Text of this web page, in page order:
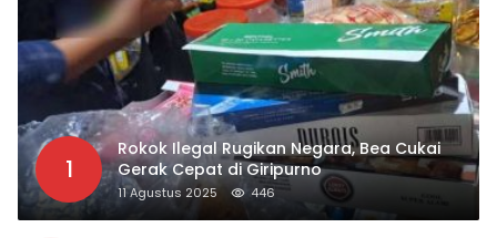
1
Rokok Ilegal Rugikan Negara, Bea Cukai
Gerak Cepat di Giripurno
11 Agustus 2025 446